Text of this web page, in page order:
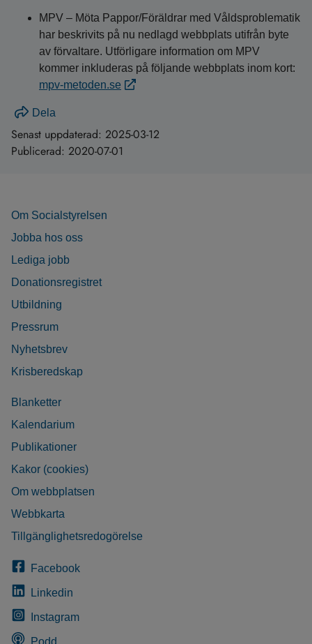
MPV – Möta Pappor/Föräldrar med Våldsproblematik
har beskrivits på nu nedlagd webbplats utifrån byte
av förvaltare. Utförligare information om MPV
kommer inkluderas på följande webbplats inom kort:
mpv-metoden.se
Dela
Senast uppdaterad: 2025-03-12
Publicerad: 2020-07-01
Om Socialstyrelsen
Jobba hos oss
Lediga jobb
Donationsregistret
Utbildning
Pressrum
Nyhetsbrev
Krisberedskap
Blanketter
Kalendarium
Publikationer
Kakor (cookies)
Om webbplatsen
Webbkarta
Tillgänglighetsredogörelse
Facebook
Linkedin
Instagram
Podd